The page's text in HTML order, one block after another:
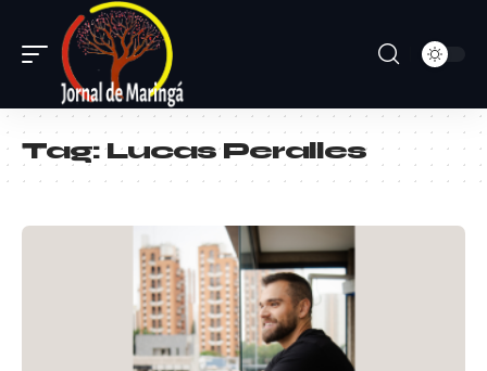
Tag:Lucas Peralles